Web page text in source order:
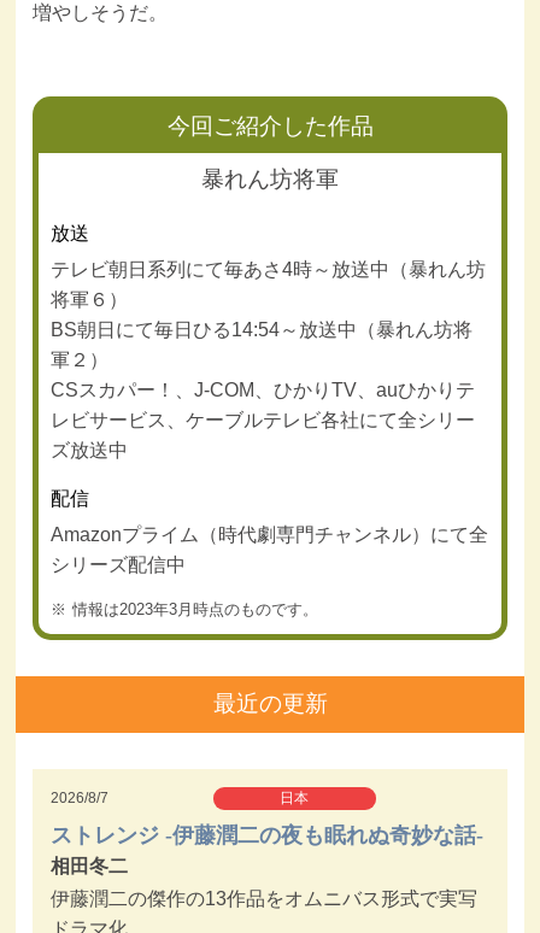
増やしそうだ。
今回ご紹介した作品
暴れん坊将軍
放送
テレビ朝日系列にて毎あさ4時～放送中（暴れん坊
将軍６）
BS朝日にて毎日ひる14:54～放送中（暴れん坊将
軍２）
CSスカパー！、J-COM、ひかりTV、auひかりテ
レビサービス、ケーブルテレビ各社にて全シリー
ズ放送中
配信
Amazonプライム（時代劇専門チャンネル）にて全
シリーズ配信中
情報は2023年3月時点のものです。
最近の更新
2026/8/7 日本
ストレンジ -伊藤潤二の夜も眠れぬ奇妙な話-
相田冬二
伊藤潤二の傑作の13作品をオムニバス形式で実写
ドラマ化